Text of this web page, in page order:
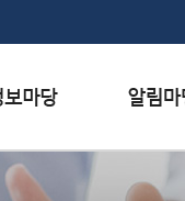
식자료실 행사일정